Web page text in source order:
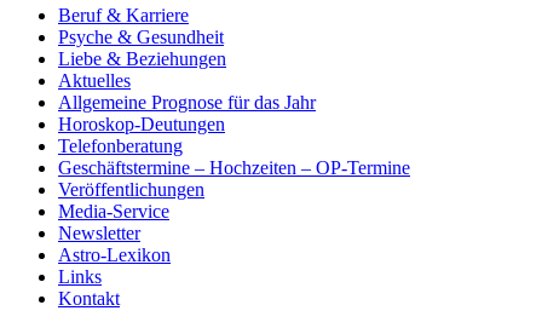
Beruf & Karriere
Psyche & Gesundheit
Liebe & Beziehungen
Aktuelles
Allgemeine Prognose für das Jahr
Horoskop-Deutungen
Telefonberatung
Geschäftstermine – Hochzeiten – OP-Termine
Veröffentlichungen
Media-Service
Newsletter
Astro-Lexikon
Links
Kontakt